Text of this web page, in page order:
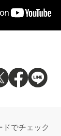
でチェック